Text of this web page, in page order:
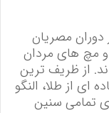
دوران مصریان
و مچ های مردان
از ظریف ترین
ای از طلا، النگو
تمامی سنین